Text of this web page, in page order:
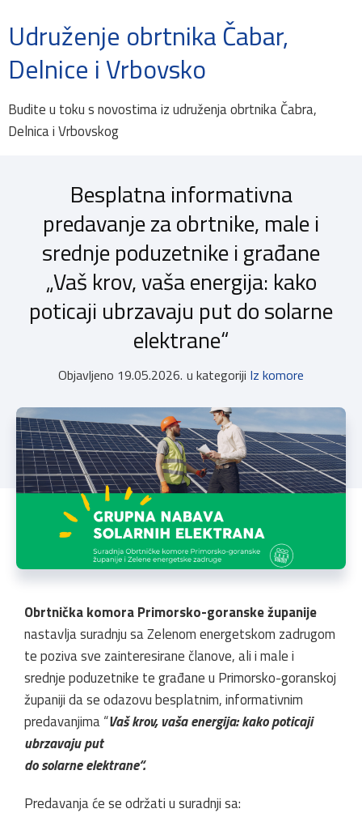
Udruženje obrtnika Čabar,
Delnice i Vrbovsko
Budite u toku s novostima iz udruženja obrtnika Čabra,
Delnica i Vrbovskog
Besplatna informativna
predavanje za obrtnike, male i
srednje poduzetnike i građane
„Vaš krov, vaša energija: kako
poticaji ubrzavaju put do solarne
elektrane“
Objavljeno 19.05.2026. u kategoriji Iz komore
Obrtnička komora Primorsko-goranske županije
nastavlja suradnju sa Zelenom energetskom zadrugom
te poziva sve zainteresirane članove, ali i male i
srednje poduzetnike te građane u Primorsko-goranskoj
županiji da se odazovu besplatnim, informativnim
predavanjima “Vaš krov, vaša energija: kako poticaji
ubrzavaju put
do solarne elektrane“.
Predavanja će se održati u suradnji sa: